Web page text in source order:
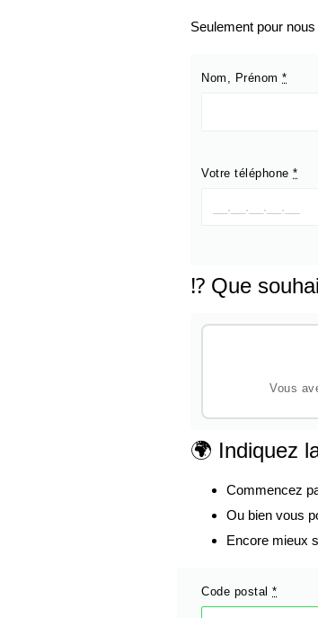
Seulement pour
Nom, Prénom *
Votre téléphone *
⁉️ Que
Vous
🌍 Indiquez
Commencez
Ou bien vous
Encore mieux
Code postal *